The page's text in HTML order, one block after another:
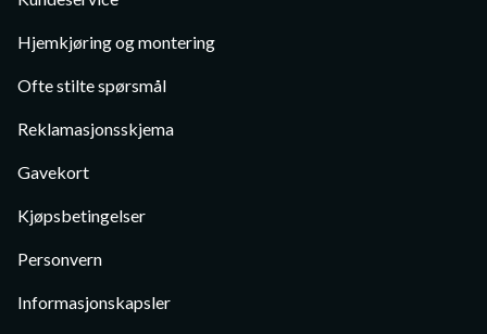
Hjemkjøring og montering
Ofte stilte spørsmål
Reklamasjonsskjema
Gavekort
Kjøpsbetingelser
Personvern
Informasjonskapsler